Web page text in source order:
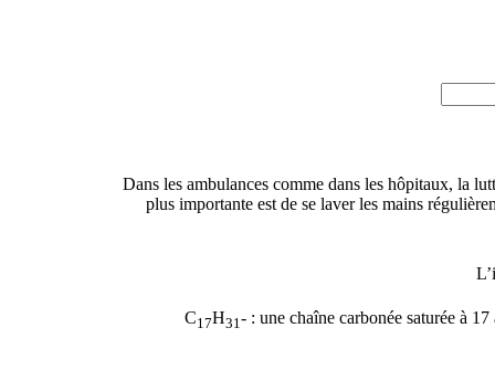
Dans les ambulances comme dans les hôpitaux, la
plus importante est de se laver les mains
C17H31 - : une chaîne carbonée saturée à